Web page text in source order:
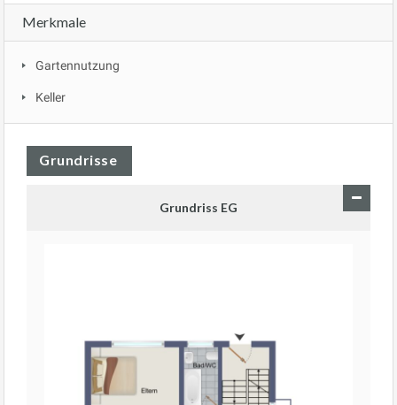
Merkmale
Gartennutzung
Keller
Grundrisse
Grundriss EG